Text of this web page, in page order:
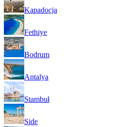
Kapadocja
Fethiye
Bodrum
Antalya
Stambuł
Side